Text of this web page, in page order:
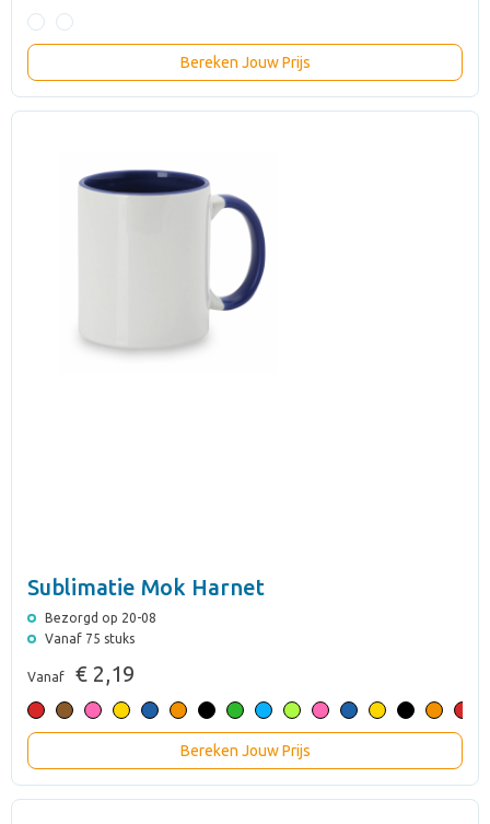
Bereken Jouw Prijs
Sublimatie Mok Harnet
Bezorgd op 20-08
Vanaf 75 stuks
Vanaf € 2,19
Bereken Jouw Prijs